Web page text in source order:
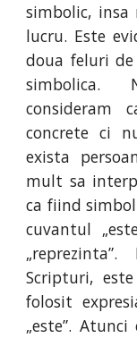
simbolic,
lucru. Este
doua feluri
simbolica.
consideram
concrete ci
exista
mult sa
ca fiind
cuvantul
Scripturi,
folosit
„este”.